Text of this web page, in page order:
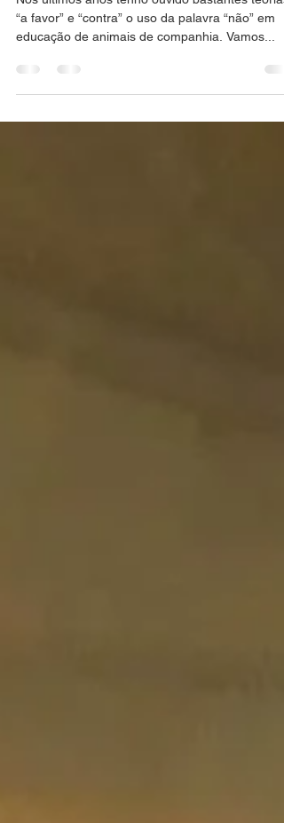
Podemos usar o "não" na
educação dos cães?
Nos últimos anos tenho ouvido bastantes teorias
“a favor” e “contra” o uso da palavra “não” em